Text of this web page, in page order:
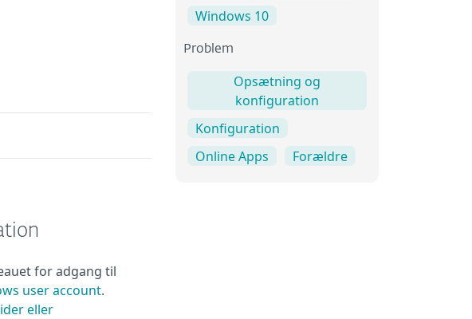
for adgang til
user account.
eller
Windows 10
Problem
Opsætning og
konfiguration
Konfiguration
Online Apps
Forældre